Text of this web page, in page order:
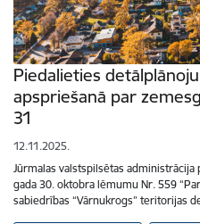
Piedalieties
apspriešanā par
31
12.11.2025.
Jūrmalas valstspilsētas administrācija
gada 30. oktobra lēmumu Nr. 559
sabiedrības “Vārnukrogs” teritorijas